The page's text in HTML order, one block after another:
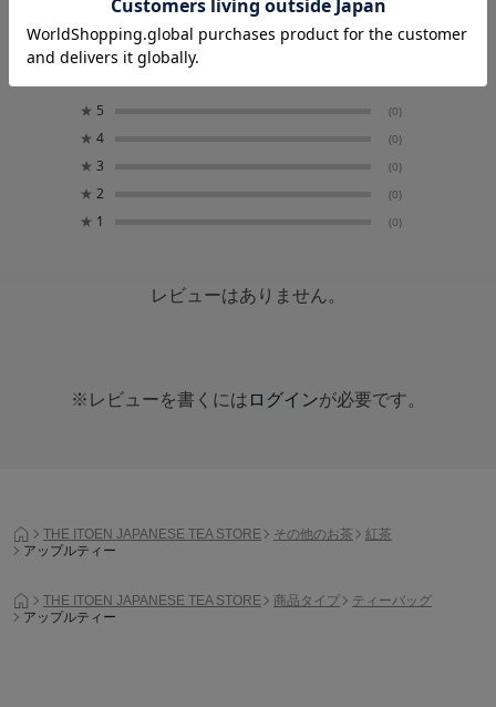
0.0
レビュー件数：
★ 5 (0)
★ 4 (0)
★ 3 (0)
★ 2 (0)
★ 1 (0)
レビューはありません。
※レビューを書くには ログインが必要です。
THE ITOEN JAPANESE TEA STORE その他のお茶
紅茶
アップルティー
THE ITOEN JAPANESE TEA STORE 商品タイプ
ティーバッグ
アップルティー